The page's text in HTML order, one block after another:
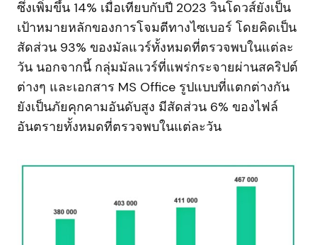
ซึ่งเพิ่มขึ้น 14% เมื่อเทียบกับปี 2023 วินโดวส์ยังเป็น
เป้าหมายหลักของการโจมตีทางไซเบอร์ โดยคิดเป็น
สัดส่วน 93% ของมัลแวร์ทั้งหมดที่ตรวจพบในแต่ละ
วัน นอกจากนี้ กลุ่มมัลแวร์ที่แพร่กระจายผ่านสคริปต์
ต่างๆ และเอกสาร MS Office รูปแบบที่แตกต่างกัน
ยังเป็นภัยคุกคามอันดับสูง มีสัดส่วน 6% ของไฟล์
อันตรายทั้งหมดที่ตรวจพบในแต่ละวัน